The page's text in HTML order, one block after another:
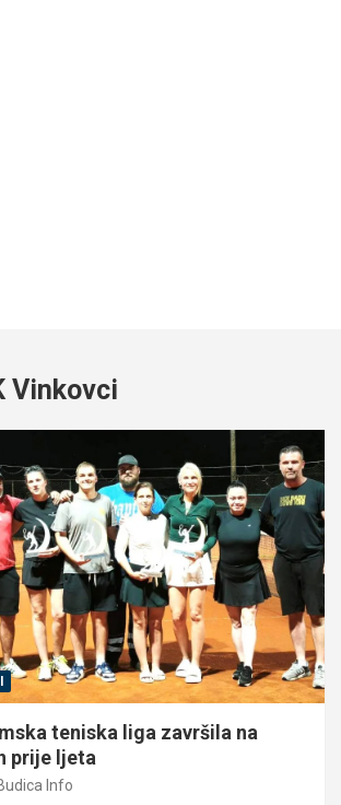
Vinkovci
teniska liga završila na
prije ljeta
Info